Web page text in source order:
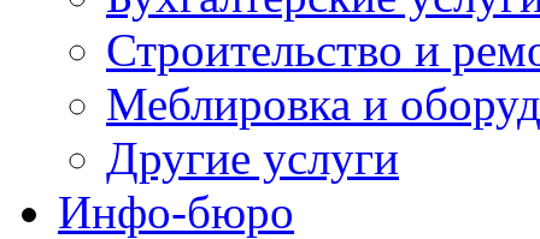
Строительство и
Меблировка и
Другие услуги
Инфо-бюро